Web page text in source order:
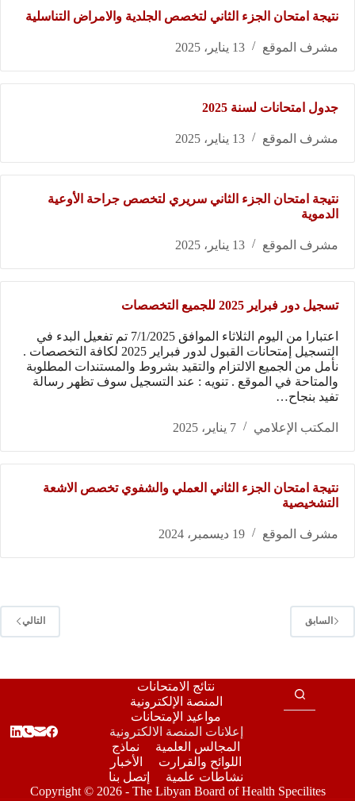
نتيجة امتحان الجزء الثاني لتخصص الجلدية والامراض التناسلية
مشرف الموقع 13 يناير، 2025
جدول امتحانات لسنة 2025
مشرف الموقع 13 يناير، 2025
نتيجة امتحان الجزء الثاني سريري لتخصص جراحة الأوعية
الدموية
مشرف الموقع 13 يناير، 2025
تسجيل دور فبراير 2025 للجميع التخصصات
اعتبارا من اليوم الثلاثاء الموافق 7/1/2025 تم تفعيل البدء في
التسجيل إمتحانات القبول لدور فبراير 2025 لكافة التخصصات .
نأمل من الجميع الالتزام والتقيد بشروط والمستندات المطلوبة
والمتاحة في الموقع . تنويه : عند التسجيل سوف تظهر رسالة
تفيد بنجاح…
المكتب الإعلامي 7 يناير، 2025
نتيجة امتحان الجزء الثاني العملي والشفوي تخصص الاشعة
التشخيصية
مشرف الموقع 19 ديسمبر، 2024
السابق التالي
نتائج الامتحانات
المنصة الإلكترونية
مواعيد الإمتحانات
إعلانات المنصة الالكترونية
المجالس العلمية
نماذج
اللوائح والقرارت
الأخبار
نشاطات علمية
إتصل بنا
Copyright © 2026 - The Libyan Board of Health Specilites